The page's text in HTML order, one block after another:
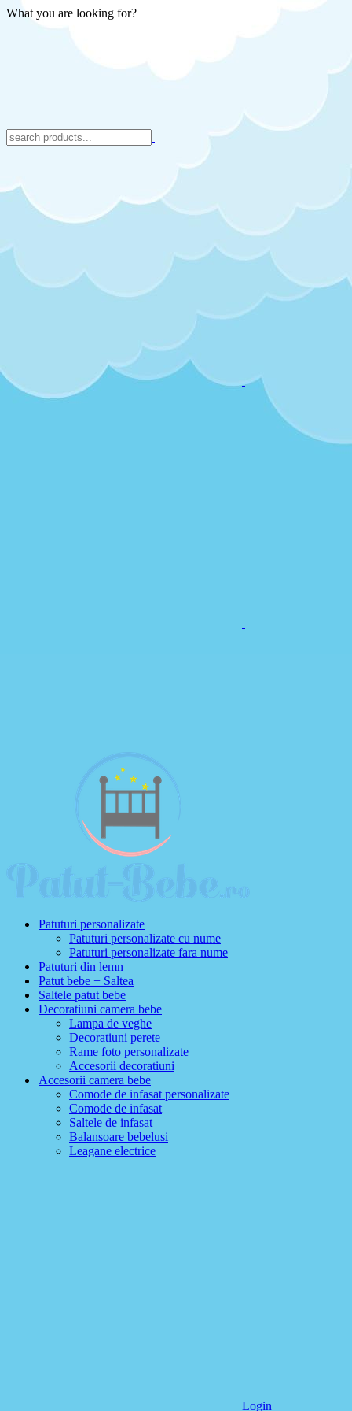
What you are looking for?
Patuturi personalizate
Patuturi personalizate cu nume
Patuturi personalizate fara nume
Patuturi din lemn
Patut bebe + Saltea
Saltele patut bebe
Decoratiuni camera bebe
Lampa de veghe
Decoratiuni perete
Rame foto personalizate
Accesorii decoratiuni
Accesorii camera bebe
Comode de infasat personalizate
Comode de infasat
Saltele de infasat
Balansoare bebelusi
Leagane electrice
Login